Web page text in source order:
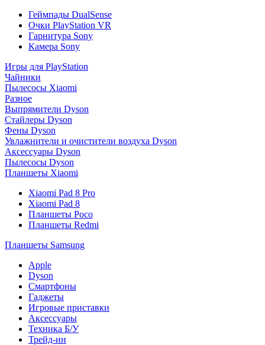
Геймпады DualSense
Очки PlayStation VR
Гарнитура Sony
Камера Sony
Игры для PlayStation
Чайники
Пылесосы Xiaomi
Разное
Выпрямители Dyson
Стайлеры Dyson
Фены Dyson
Увлажнители и очистители воздуха Dyson
Аксессуары Dyson
Пылесосы Dyson
Планшеты Xiaomi
Xiaomi Pad 8 Pro
Xiaomi Pad 8
Планшеты Poco
Планшеты Redmi
Планшеты Samsung
Apple
Dyson
Смартфоны
Гаджеты
Игровые приставки
Аксессуары
Техника Б/У
Трейд-ин